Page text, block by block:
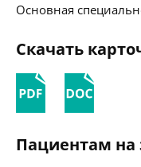
Основная
Скачать
Пациентам на